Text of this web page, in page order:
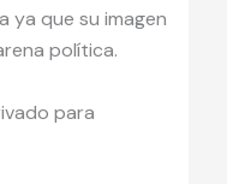
ya que su imagen
política.
para